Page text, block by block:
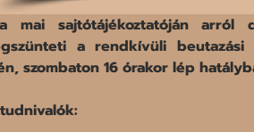
sajtótájékoztatóján arról
a rendkívüli
szombaton 16 órakor lép